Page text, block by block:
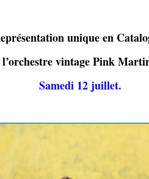
unique en
l’orchestre vintage Pink
Samedi 12 juillet.